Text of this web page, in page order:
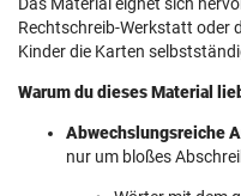
Rechtschreib-Werkstatt oder
Kinder die Karten
Warum du dieses Material
Abwechslungsreiche
nur um bloßes